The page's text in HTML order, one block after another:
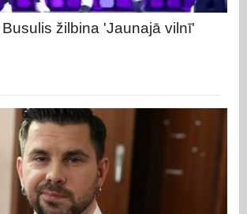
žilbina 'Jaunajā vilnī'